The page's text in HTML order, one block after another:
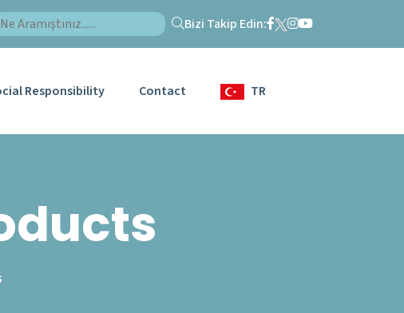
Bizi Takip Edin:
Responsibility Contact TR